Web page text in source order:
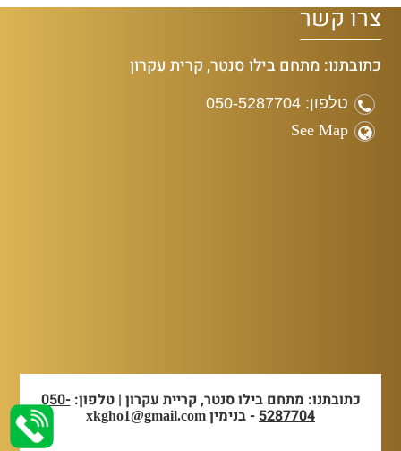
צרו קשר
כתובתנו: מתחם בילו סנטר, קרית עקרון
טלפון: 050-5287704
See Map
כתובתנו: מתחם בילו סנטר, קריית עקרון | טלפון:050-
5287704- בנימין xkgho1@gmail.com